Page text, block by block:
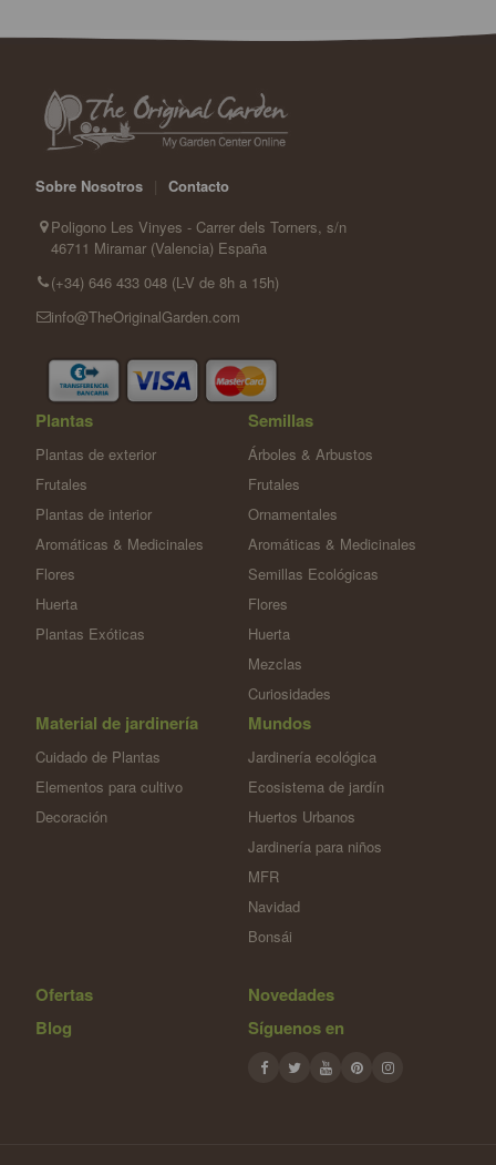
Sobre Nosotros
Contacto
Poligono Les Vinyes - Carrer dels Torners, s/n
46711 Miramar (Valencia) España
(+34) 646 433 048 (L-V de 8h a 15h)
info@TheOriginalGarden.com
Plantas
Plantas de exterior
Frutales
Plantas de interior
Aromáticas & Medicinales
Flores
Huerta
Plantas Exóticas
Semillas
Árboles & Arbustos
Frutales
Ornamentales
Aromáticas & Medicinales
Semillas Ecológicas
Flores
Huerta
Mezclas
Curiosidades
Material de jardinería
Cuidado de Plantas
Elementos para cultivo
Decoración
Mundos
Jardinería ecológica
Ecosistema de jardín
Huertos Urbanos
Jardinería para niños
MFR
Navidad
Bonsái
Ofertas
Novedades
Blog
Síguenos en